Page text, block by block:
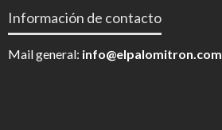
Información de contacto
Mail general: info@elpalomitron.com